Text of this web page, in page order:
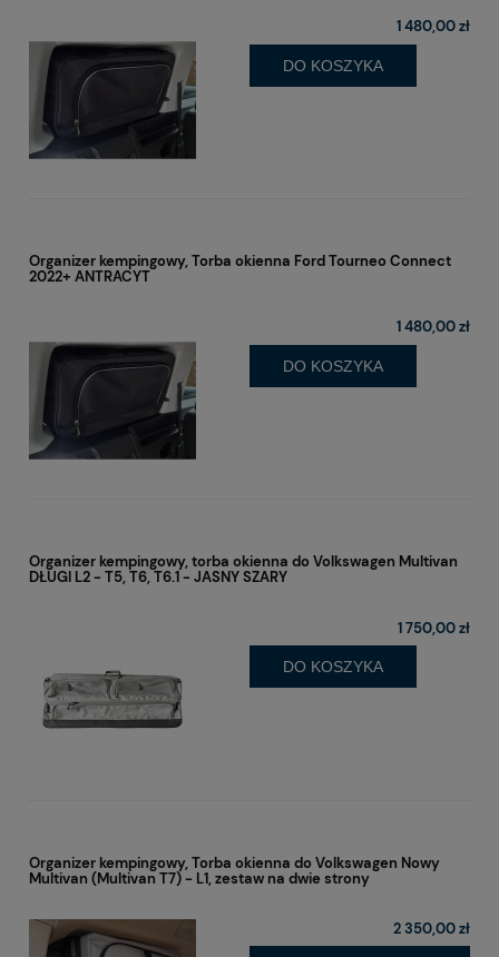
1 480,00 zł
DO KOSZYKA
Organizer kempingowy, Torba okienna Ford Tourneo Connect
2022+ ANTRACYT
1 480,00 zł
DO KOSZYKA
Organizer kempingowy, torba okienna do Volkswagen Multivan
DŁUGI L2 - T5, T6, T6.1 - JASNY SZARY
1 750,00 zł
DO KOSZYKA
Organizer kempingowy, Torba okienna do Volkswagen Nowy
Multivan (Multivan T7) - L1, zestaw na dwie strony
2 350,00 zł